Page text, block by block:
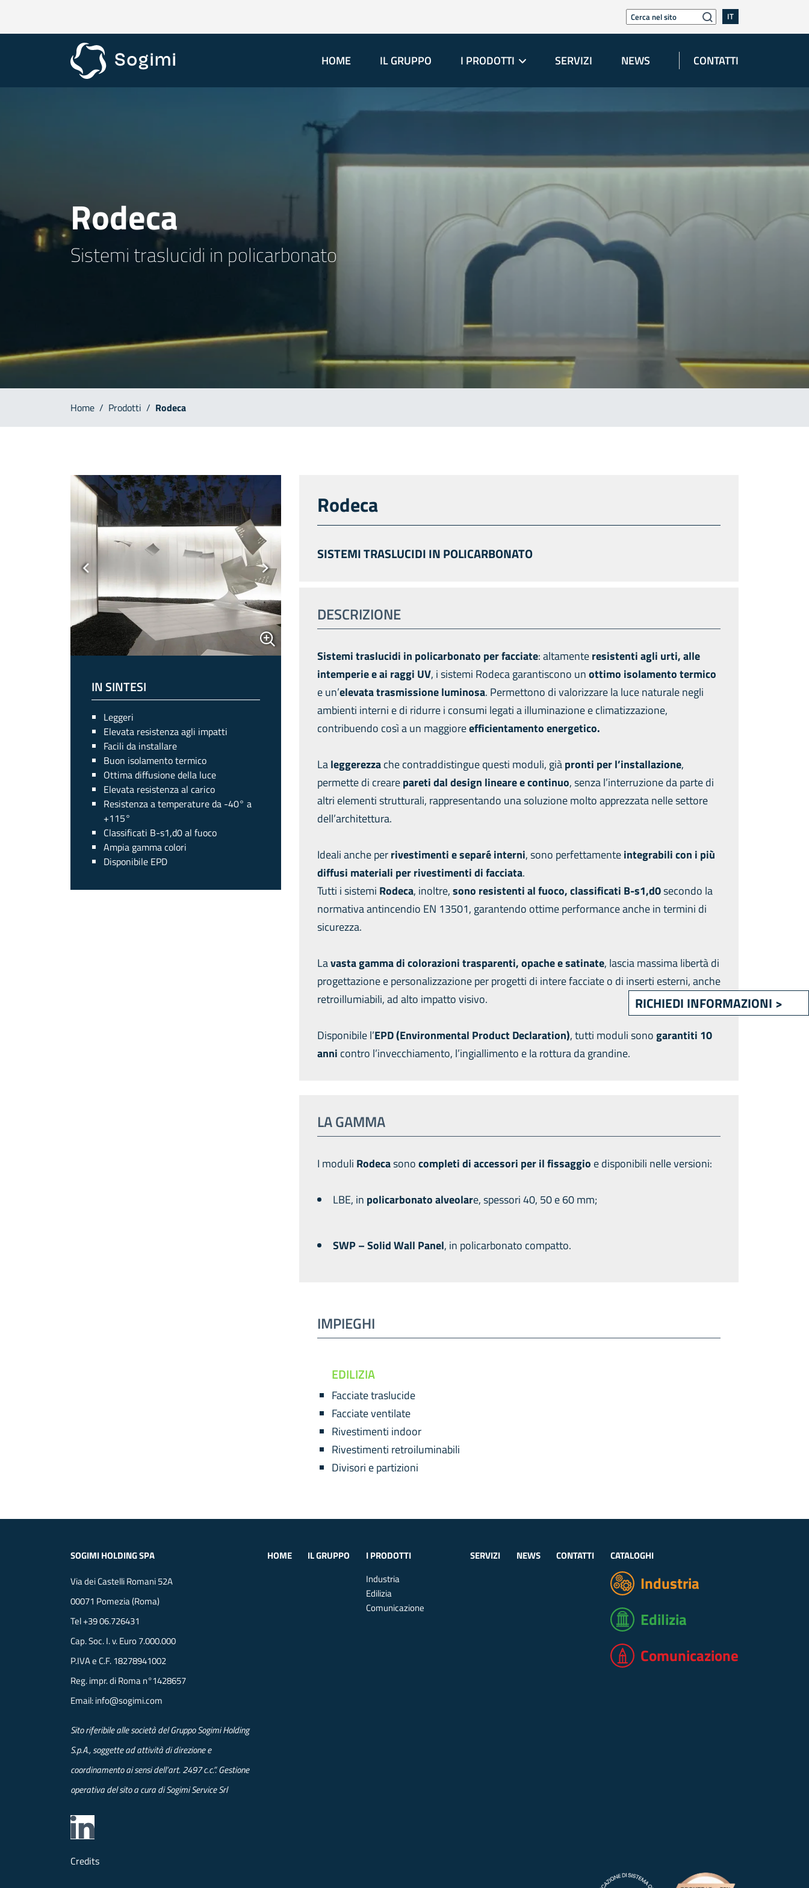
IT
HOME IL GRUPPO I PRODOTTI SERVIZI NEWS CONTATTI
Rodeca
Sistemi traslucidi in policarbonato
RICHIEDI INFORMAZIONI >
Home / Prodotti / Rodeca
Previous Next
IN SINTESI
Leggeri
Elevata resistenza agli impatti
Facili da installare
Buon isolamento termico
Ottima diffusione della luce
Elevata resistenza al carico
Resistenza a temperature da -40° a
+115°
Classificati B-s1,d0 al fuoco
Ampia gamma colori
Disponibile EPD
Rodeca
SISTEMI TRASLUCIDI IN POLICARBONATO
DESCRIZIONE
Sistemi traslucidi in policarbonato perfacciate: altamenteresistenti agli urti, alle
intemperie e ai raggi UV, i sistemi Rodeca garantiscono unottimo isolamento termico
e un’elevata trasmissione luminosa. Permettono di valorizzare la luce naturale negli
ambienti interni e di ridurre i consumi legati a illuminazione e climatizzazione,
contribuendo così a un maggioreefficientamento energetico.
Laleggerezzache contraddistingue questi moduli, giàpronti per l’installazione,
permette di crearepareti dal design lineare e continuo, senza l’interruzione da parte di
altri elementi strutturali, rappresentando una soluzione molto apprezzata nelle settore
dell’architettura.
Ideali anche perrivestimenti e separé interni, sono perfettamenteintegrabili con i più
diffusi materiali per rivestimenti di facciata.
Tutti i sistemi Rodeca, inoltre,sono resistenti al fuoco, classificati B-s1,d0secondo la
normativa antincendio EN 13501, garantendo ottime performance anche in termini di
sicurezza.
Lavasta gamma di colorazioni trasparenti, opache e satinate, lascia massima libertà di
progettazione e personalizzazione per progetti di intere facciate o di inserti esterni, anche
retroillumiabili, ad alto impatto visivo.
Disponibile l’EPD (Environmental Product Declaration), tutti moduli sonogarantiti 10
anni contro l’invecchiamento, l’ingiallimento e la rottura da grandine.
LA GAMMA
I moduli Rodecasonocompleti di accessori per il fissaggio e disponibili nelle versioni:
LBE, in policarbonato alveolare, spessori 40, 50 e 60 mm;
SWP – Solid Wall Panel, in policarbonato compatto.
IMPIEGHI
EDILIZIA
Facciate traslucide
Facciate ventilate
Rivestimenti indoor
Rivestimenti retroiluminabili
Divisori e partizioni
SOGIMI HOLDING SPA
Via dei Castelli Romani 52A
00071 Pomezia (Roma)
Tel+39 06.726431
Cap. Soc. I. v. Euro 7.000.000
P.IVA e C.F. 18278941002
Reg. impr. di Roma n°1428657
Email:info@sogimi.com
Sito riferibile alle società del Gruppo Sogimi Holding
S.p.A., soggette ad attività di direzione e
coordinamento ai sensi dell’art. 2497 c.c.”. Gestione
operativa del sito a cura di Sogimi Service Srl
Credits
HOME IL GRUPPO
I PRODOTTI
Industria
Edilizia
Comunicazione
SERVIZI NEWS CONTATTI CATALOGHI
Industria
Edilizia
Comunicazione